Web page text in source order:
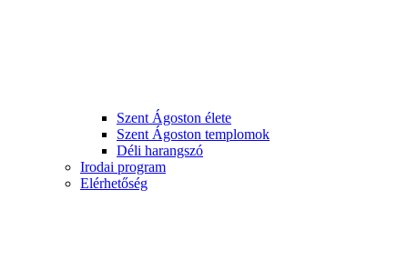
Szent Ágoston élete
Szent Ágoston templomok
Déli harangszó
Irodai program
Elérhetőség